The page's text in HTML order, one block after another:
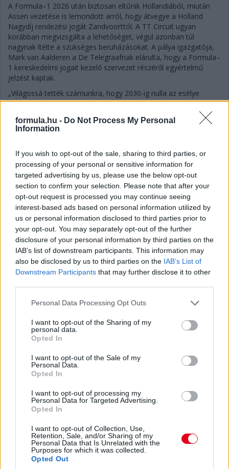
formula.hu - Do Not Process My Personal
Information
If you wish to opt-out of the sale, sharing to third parties, or
processing of your personal or sensitive information for
targeted advertising by us, please use the below opt-out
section to confirm your selection. Please note that after your
opt-out request is processed you may continue seeing
interest-based ads based on personal information utilized by
us or personal information disclosed to third parties prior to
your opt-out. You may separately opt-out of the further
disclosure of your personal information by third parties on the
IAB’s list of downstream participants. This information may
also be disclosed by us to third parties on the IAB’s List of
Downstream Participants that may further disclose it to other
Please note that this website/app uses one or more Google
not limited to your visit or usage behaviour. You may click to
grant or deny consent to Google and its third-party tags to
use your data for below specified purposes in below Google
consent section.
Personal Data Processing Opt Outs
I want to opt-out of the Sharing of my
personal data.
Opted In
I want to opt-out of the Sale of my
Personal Data.
Opted In
I want to opt-out of processing my
Personal Data for Targeted Advertising.
Opted In
I want to opt-out of Collection, Use,
Retention, Sale, and/or Sharing of my
Personal Data that Is Unrelated with the
Purposes for which it was collected.
Opted Out
A Formula–1 2026 után biztosan eltűnik Hollandiából, miután
Assen vezetése is lemondott arról, hogy átvegye a Holland
Nagydíj rendezési jogát Zandvoorttól. A TT Circuit ugyan
korábban megvizsgálta a lehetőséget, végül azonban túl
nagynak ítélte a szükséges beruházásokat. A pálya igazgatója,
Mark van Aalderen a De Telegraafnak elárulta, hogy a Formula–
1 kereskedelmi jogait kezelő szervezet részéről egyértelmű
jelzést kaptak.
„Világossá tették számunkra, hogy 2030-ig nulla az esélye
annak, hogy Formula–1-es futamot rendezzünk Assenben, és
hozzátette, hogy a Formula–1 versenypromóciós igazgatója,
Louise Young személyesen közölte velük ezt az értékelést,
hogy a pálya megszerezze az F1-es futamok rendezéséhez
szükséges Grade 1-es licencet.
„Szerettük volna megvalósítani. A TT Circuit mindig azt mondta,
hogy ha érkezik egy promóter, aki Formula–1-es futamot akar
rendezni, akkor átalakítjuk a pályát. A vezetőség és az
igazgatótanács ezért úgy döntött, hogy nem hajtja végre az
ehhez szükséges többmilliós beruházást. Így Formula–1-es
versenyt sem lehet Assenben rendezni. Megtisztelő, hogy
ennyien láttak fantáziát ebben, és sokan dolgoztak azért, hogy
a MotoGP mellett Formula–1-es futamot is rendezhessünk.
Ugyanakkor őszintének kell lennünk, soha nem tudnánk
visszahozni a pálya átalakítására fordított több millió eurót.”
Zandvoort korábban azért döntött úgy, hogy 2026 után nem
hosszabbítja meg szerződését, mert állami támogatás nélkül túl
nagy pénzügyi kockázatot jelentene a Holland Nagydíj
megrendezése, Assen pedig a MotoGP-re összpontosítja
erőforrásait: „Inkább arra költjük ezt az összeget, hogy hosszú
távon is a MotoGP követelményeinek megfelelő maradjon a
elkövetkező években.”